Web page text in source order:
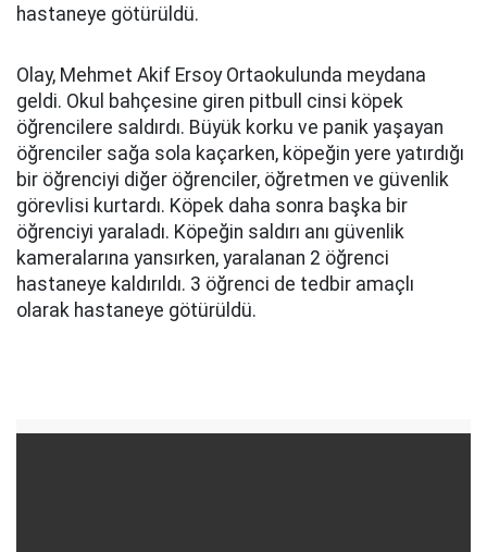
hastaneye götürüldü.
Olay, Mehmet Akif Ersoy Ortaokulunda meydana
geldi. Okul bahçesine giren pitbull cinsi köpek
öğrencilere saldırdı. Büyük korku ve panik yaşayan
öğrenciler sağa sola kaçarken, köpeğin yere yatırdığı
bir öğrenciyi diğer öğrenciler, öğretmen ve güvenlik
görevlisi kurtardı. Köpek daha sonra başka bir
öğrenciyi yaraladı. Köpeğin saldırı anı güvenlik
kameralarına yansırken, yaralanan 2 öğrenci
hastaneye kaldırıldı. 3 öğrenci de tedbir amaçlı
olarak hastaneye götürüldü.